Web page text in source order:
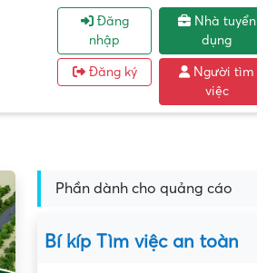
Đăng
nhập
Đăng ký
Nhà tuyển
dụng
Người tìm
việc
Phần dành cho quảng cáo
Bí kíp Tìm việc an toàn